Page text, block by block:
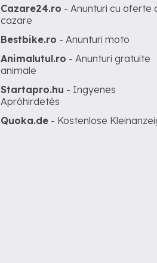
Cazare24.ro - Anunturi cu oferte
cazare
Bestbike.ro - Anunturi moto
Animalutul.ro - Anunturi gratuite
animale
Startapro.hu - Ingyenes
Apróhirdetés
Quoka.de - Kostenlose